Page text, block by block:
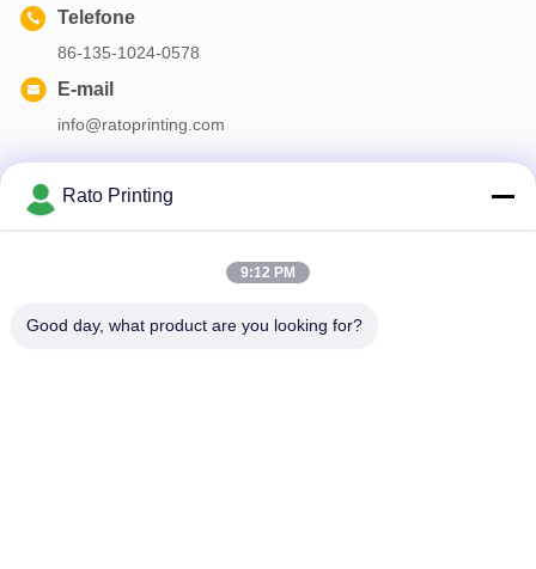
Telefone
86-135-1024-0578
E-mail
info@ratoprinting.com
mais.
Rato Printing
9:12 PM
Good day, what product are you looking for?